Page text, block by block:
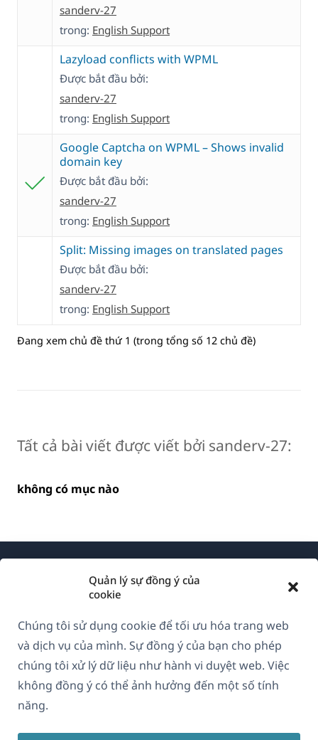
Quản lý sự đồng ý của
cookie
Chúng tôi sử dụng cookie để tối ưu hóa trang web
và dịch vụ của mình. Sự đồng ý của bạn cho phép
chúng tôi xử lý dữ liệu như hành vi duyệt web. Việc
không đồng ý có thể ảnh hưởng đến một số tính
năng.
sanderv-27
trong: English Support
Lazyload conflicts with WPML
Được bắt đầu bởi:
sanderv-27
trong: English Support
Google Captcha on WPML – Shows invalid
domain key
Được bắt đầu bởi:
sanderv-27
trong: English Support
Split: Missing images on translated pages
Được bắt đầu bởi:
sanderv-27
trong: English Support
Đang xem chủ đề thứ 1 (trong tổng số 12 chủ đề)
Tất cả bài viết được viết bởi sanderv-27:
không có mục nào
GDPR & Chính sách Bảo mật
Tham gia đội ngũ của chúng tôi(mở
trongtrongtrong